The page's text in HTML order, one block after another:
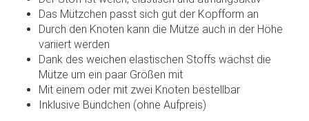
Das Mützchen passt sich gut der Kopfform an
Durch den Knoten kann die Mütze auch in der Höhe
variiert werden
Dank des weichen elastischen Stoffs wächst die
Mütze um ein paar Größen mit
Mit einem oder mit zwei Knoten bestellbar
Inklusive Bündchen (ohne Aufpreis)